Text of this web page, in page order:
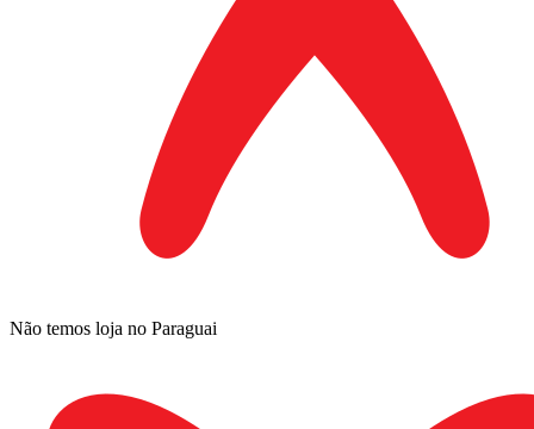
Não temos loja no Paraguai